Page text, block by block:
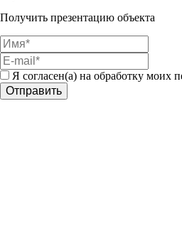
Получить презентацию объекта
Я согласен(а) на обработку моих